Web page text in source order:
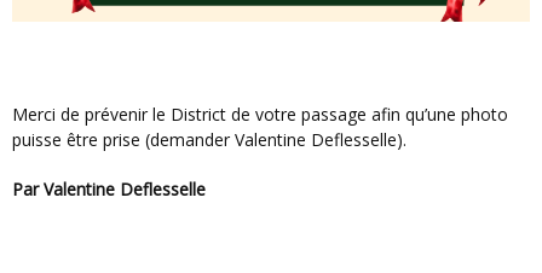
Merci de prévenir le District de votre passage afin qu’une photo
puisse être prise (demander Valentine Deflesselle).
Par Valentine Deflesselle